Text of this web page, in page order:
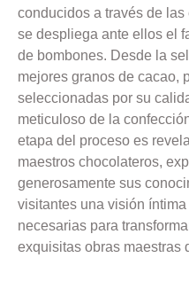
conducidos a través de
se despliega ante ellos el
de bombones. Desde la
mejores granos de cacao,
seleccionadas por su
meticuloso de la
etapa del proceso es
maestros chocolateros,
generosamente sus
visitantes una visión
necesarias para
exquisitas obras maestras